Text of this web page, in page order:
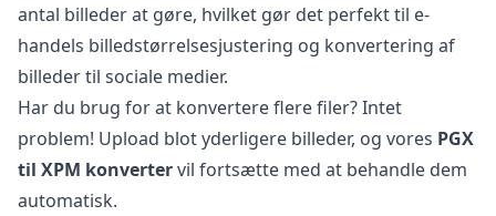
antal billeder at gøre, hvilket gør det perfekt til e-
handels billedstørrelsesjustering og konvertering af
billeder til sociale medier.
Har du brug for at konvertere flere filer? Intet
problem! Upload blot yderligere billeder, og vores PGX
til XPM konvertervil fortsætte med at behandle dem
automatisk.